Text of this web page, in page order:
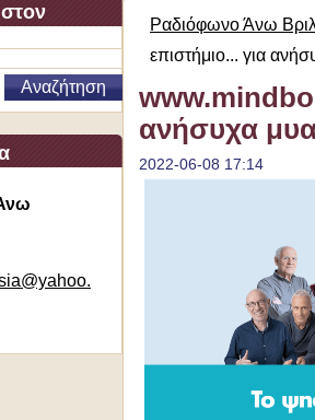
a@yahoo.
Ραδιόφωνο Άνω
επιστήμιο... για
ανήσυχα
2022-06-08 17:14